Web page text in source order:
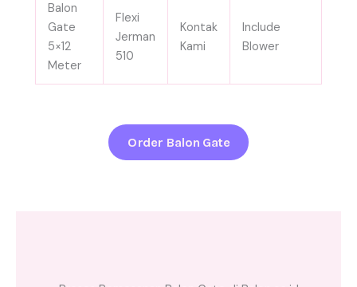
Balon
Gate
5×12
Meter
Flexi
Jerman
510
Kontak
Kami
Include
Blower
Order Balon Gate